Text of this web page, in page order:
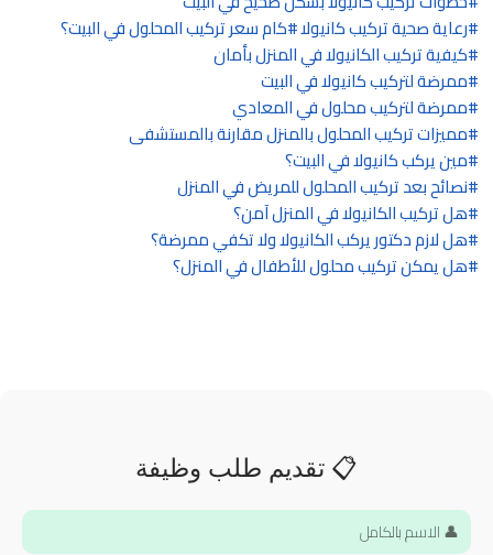
رعاية صحية تركيب كانيولا كام سعر تركيب المحلول في البيت؟
كيفية تركيب الكانيولا في المنزل بأمان
ممرضة لتركيب كانيولا في البيت
ممرضة لتركيب محلول في المعادي
مميزات تركيب المحلول بالمنزل مقارنة بالمستشفى
مين يركب كانيولا في البيت؟
نصائح بعد تركيب المحلول للمريض في المنزل
هل تركيب الكانيولا في المنزل آمن؟
هل لازم دكتور يركب الكانيولا ولا تكفي ممرضة؟
هل يمكن تركيب محلول للأطفال في المنزل؟
📋 تقديم طلب وظيفة